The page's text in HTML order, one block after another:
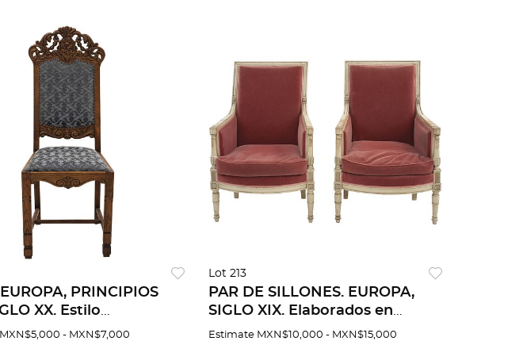
PRINCIPIOS
XX. Estilo
Elaborada en
MXN$5,000 - MXN$7,000
Lot 213
PAR DE SILLONES. EUROPA,
SIGLO XIX. Elaborados en
madera entintada con tapicería
Estimate MXN$10,000 - MXN$15,000